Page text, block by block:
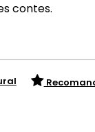
contes.